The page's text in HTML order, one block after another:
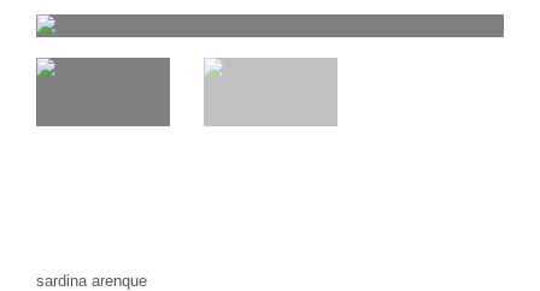
sardina arenque